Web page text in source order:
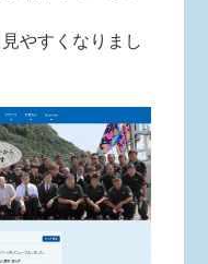
やすくなりまし